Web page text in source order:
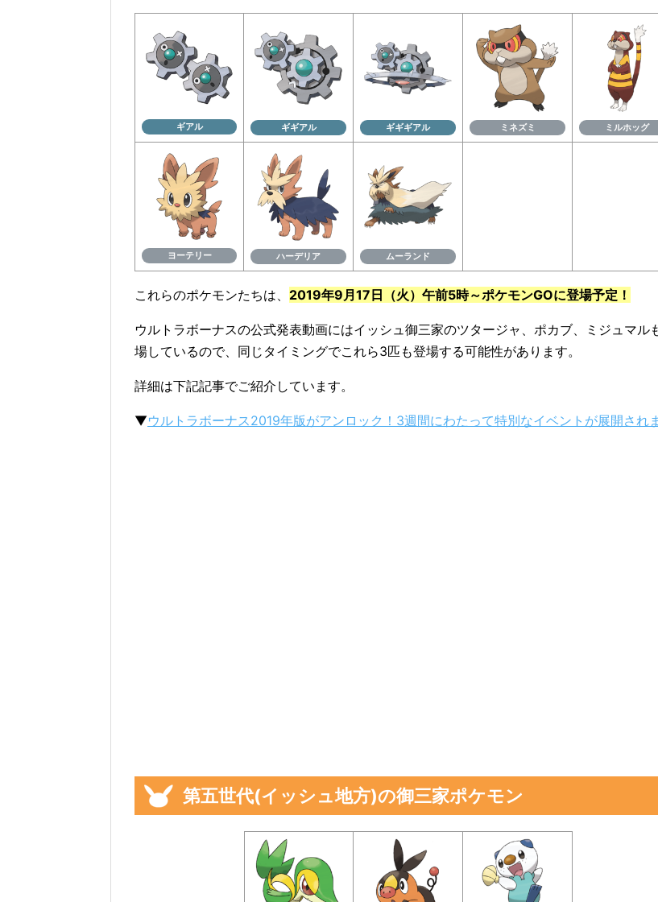
ギアル ギギアル ギギギアル ミネズミ ミルホッグ
ヨーテリー ハーデリア ムーランド
これらのポケモンたちは、 2019年9月17日（火）午前5時～ポケモンGOに登場予定！
ウルトラボーナスの公式発表動画にはイッシュ御三家のツタージャ、ポカブ、ミジュマル
場しているので、同じタイミングでこれら3匹も登場する可能性があります。
詳細は下記記事でご紹介しています。
▼ウルトラボーナス2019年版がアンロック！3週間にわたって特別なイベントが展開され
第五世代(イッシュ地方)の御三家ポケモン